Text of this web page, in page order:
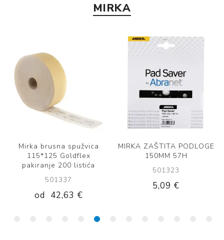
MIRKA
MIRKA ZAŠTITA PODLOGE
150MM 57H
501323
5,09 €
MIRKA ZAŠTITA PODLOGE
150MM 67H
501324
5,09 €